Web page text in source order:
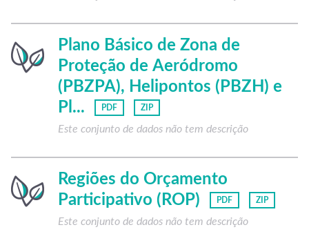
Plano Básico de Zona de
Proteção de Aeródromo
(PBZPA), Helipontos (PBZH) e
Pl...
PDF ZIP
Este conjunto de dados não tem descrição
Regiões do Orçamento
Participativo (ROP)
PDF ZIP
Este conjunto de dados não tem descrição